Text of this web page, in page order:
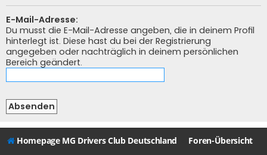
E-Mail-Adresse:
Du musst die E-Mail-Adresse angeben, die in deinem Profil
hinterlegt ist. Diese hast du bei der Registrierung
angegeben oder nachträglich in deinem persönlichen
Bereich geändert.
Homepage MG Drivers Club Deutschland Foren-Übersicht